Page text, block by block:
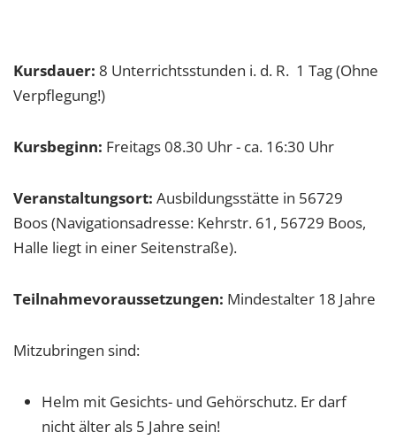
Kursdauer: 8 Unterrichtsstunden i. d. R. 1 Tag (Ohne
Verpflegung!)
Kursbeginn: Freitags 08.30 Uhr - ca. 16:30 Uhr
Veranstaltungsort: Ausbildungsstätte in 56729
Boos (Navigationsadresse: Kehrstr. 61, 56729 Boos,
Halle liegt in einer Seitenstraße).
Teilnahmevoraussetzungen: Mindestalter 18 Jahre
Mitzubringen sind:
Helm mit Gesichts- und Gehörschutz. Er darf
nicht älter als 5 Jahre sein!